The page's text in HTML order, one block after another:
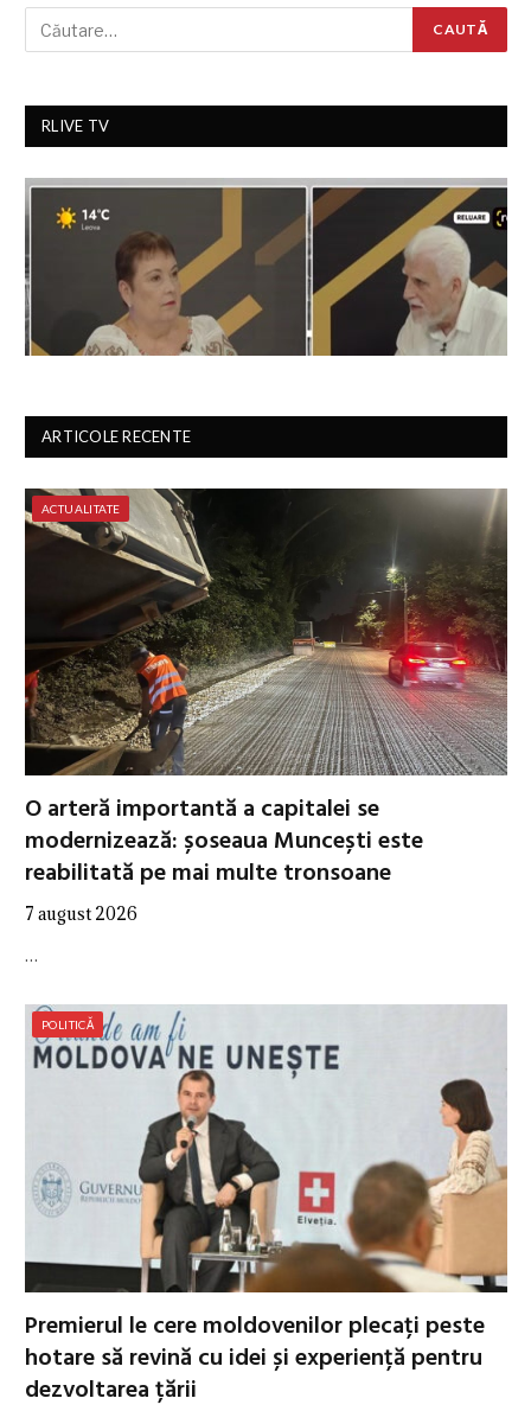
RLIVE TV
ARTICOLE RECENTE
ACTUALITATE
O arteră importantă a capitalei se
modernizează: șoseaua Muncești este
reabilitată pe mai multe tronsoane
7 august 2026
…
POLITICĂ
Premierul le cere moldovenilor plecați peste
hotare să revină cu idei și experiență pentru
dezvoltarea țării